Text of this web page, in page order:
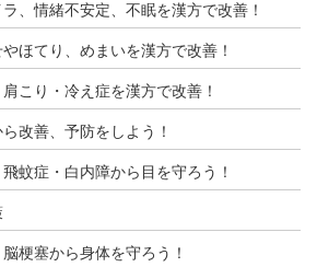
、情緒不安定、不眠を漢方で改善！
ほてり、めまいを漢方で改善！
こり・冷え症を漢方で改善！
改善、予防をしよう！
蚊症・白内障から目を守ろう！
梗塞から身体を守ろう！